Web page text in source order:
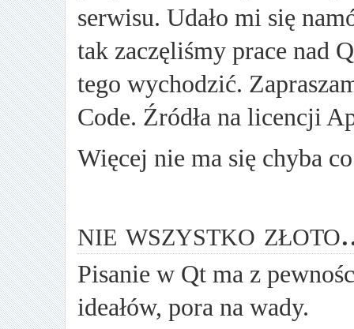
serwisu. Udało mi się
tak zaczęliśmy prace nad
tego wychodzić.
Code. Źródła na licencji
Więcej nie ma się chyba
nie wszystko
Pisanie w Qt ma z
ideałów, pora na wady.